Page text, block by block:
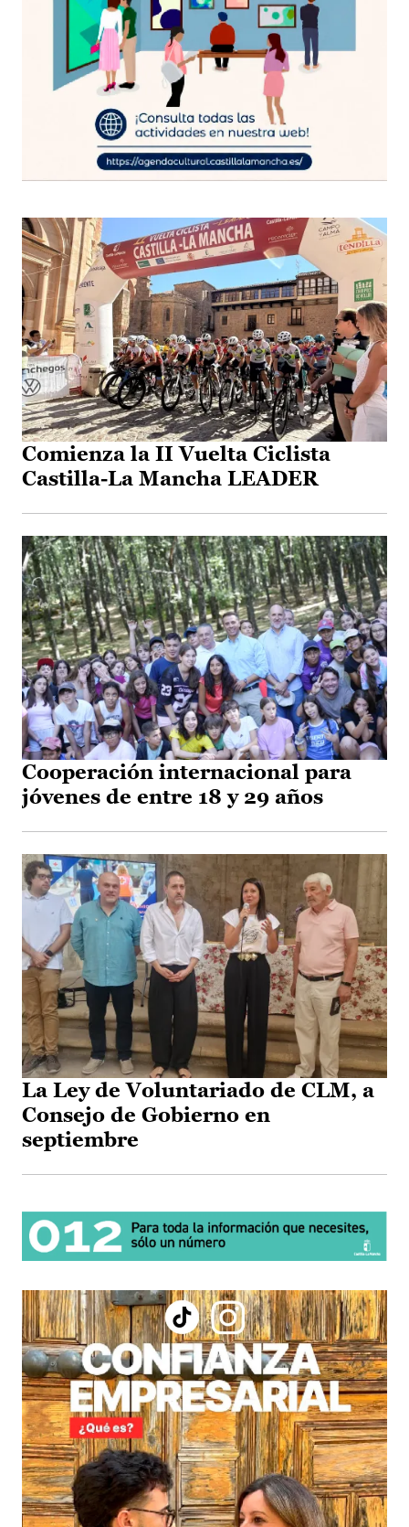
Comienza la II Vuelta Ciclista
Castilla-La Mancha LEADER
Cooperación internacional para
jóvenes de entre 18 y 29 años
La Ley de Voluntariado de CLM, a
Consejo de Gobierno en
septiembre